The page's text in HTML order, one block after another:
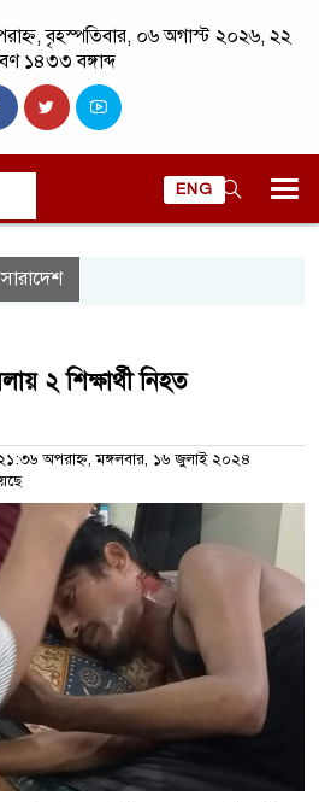
বৃহস্পতিবার, ০৬ অগাস্ট ২০২৬, ২২
১৪৩৩ বঙ্গাব্দ
ENG
সারাদেশ
২ শিক্ষার্থী নিহত
অপরাহ্ন, মঙ্গলবার, ১৬ জুলাই ২০২৪